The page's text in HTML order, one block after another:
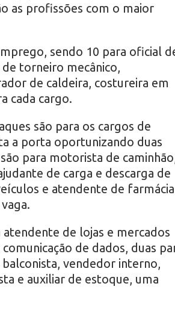
as profissões com o maior
sendo 10 para oficial
de torneiro mecânico,
de caldeira, costureira em
cada cargo.
são para os cargos de
a porta oportunizando duas
para motorista de
de carga e descarga de
e atendente de
atendente de lojas e mercados
de dados, duas
vendedor interno,
e auxiliar de estoque, uma